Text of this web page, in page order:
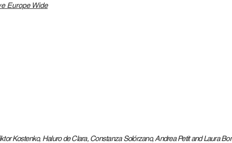
Europe Wide
Kostenko, Haluro de Clara, Constanza Solórzano, Andrea Petit and Laura